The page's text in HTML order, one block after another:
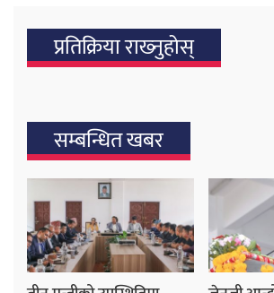
प्रतिक्रिया राख्‍नुहोस्
सम्बन्धित खबर